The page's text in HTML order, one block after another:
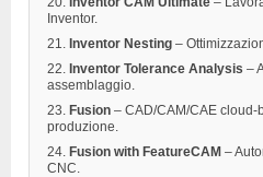
Inventor.
21.
Inventor Nesting –
22. Inventor Tolerance Analysis –
assemblaggio.
23. Fusion – CAD/CAM/CAE cloud-
produzione.
24. Fusion with FeatureCAM –
CNC.